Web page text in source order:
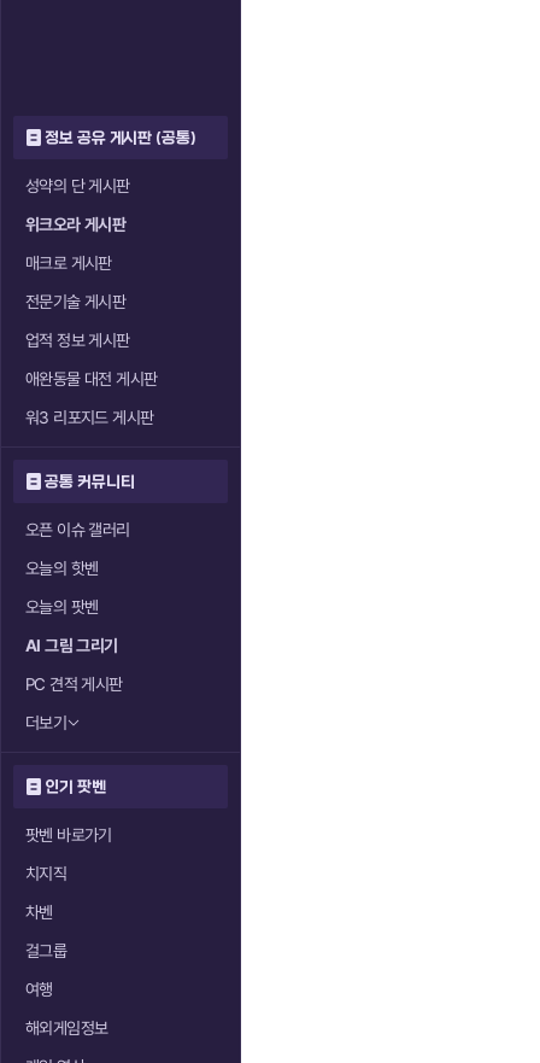
정보 공유 게시판 (공통)
성약의 단 게시판
위크오라 게시판
매크로 게시판
전문기술 게시판
업적 정보 게시판
애완동물 대전 게시판
워3 리포지드 게시판
공통 커뮤니티
오픈 이슈 갤러리
오늘의 핫벤
오늘의 팟벤
AI 그림 그리기
PC 견적 게시판
더보기
인기 팟벤
팟벤 바로가기
치지직
차벤
걸그룹
여행
해외게임정보